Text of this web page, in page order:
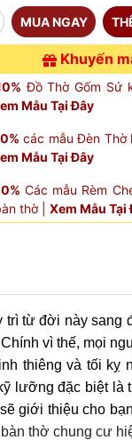
MUA NGAY
Khuyến
Đồ Thờ Gốm Sứ
Mẫu Tại Đây
các mẫu Đèn Thờ
Mẫu Tại Đây
Các mẫu Rèm
thờ | Xem Mẫu Tại
trì từ đời này sang
vì thế, mọi
thiêng và tối kỵ
lưỡng đặc biệt là
giới thiệu cho
thờ chung cư